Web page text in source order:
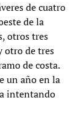
de cuatro
de la
otros tres
otro de tres
de costa.
un año en la
intentando